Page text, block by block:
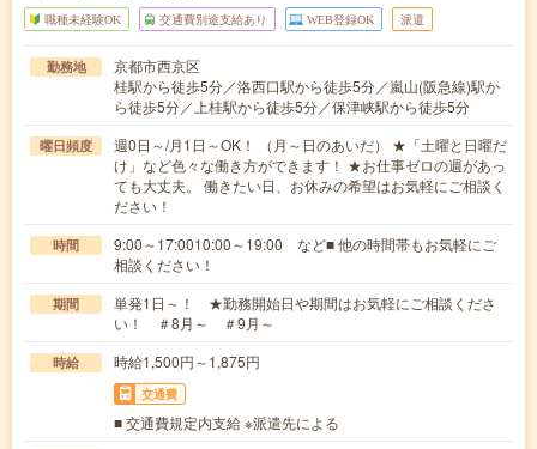
職種未経験OK 交通費別途支給あり WEB登録OK 派遣
勤務地
京都市西京区
桂駅から徒歩5分／洛西口駅から徒歩5分／嵐山(阪急線)駅か
ら徒歩5分／上桂駅から徒歩5分／保津峡駅から徒歩5分
曜日頻度
週0日～/月1日～OK！ （月～日のあいだ） ★「土曜と日曜だ
け」など色々な働き方ができます！ ★お仕事ゼロの週があっ
ても大丈夫。 働きたい日、お休みの希望はお気軽にご相談く
ださい！
時間
9:00～17:0010:00～19:00 など■ 他の時間帯もお気軽にご
相談ください！
期間
単発1日～！ ★勤務開始日や期間はお気軽にご相談くださ
い！ ＃8月～ ＃9月～
時給 時給1,500円～1,875円
交通費
■ 交通費規定内支給 ※派遣先による